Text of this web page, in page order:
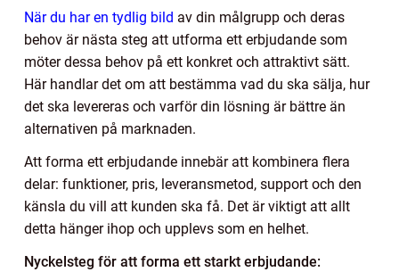
När du har en tydlig bild av din målgrupp och deras
behov är nästa steg att utforma ett erbjudande som
möter dessa behov på ett konkret och attraktivt sätt.
Här handlar det om att bestämma vad du ska sälja, hur
det ska levereras och varför din lösning är bättre än
alternativen på marknaden.
Att forma ett erbjudande innebär att kombinera flera
delar: funktioner, pris, leveransmetod, support och den
känsla du vill att kunden ska få. Det är viktigt att allt
detta hänger ihop och upplevs som en helhet.
Nyckelsteg för att forma ett starkt erbjudande: